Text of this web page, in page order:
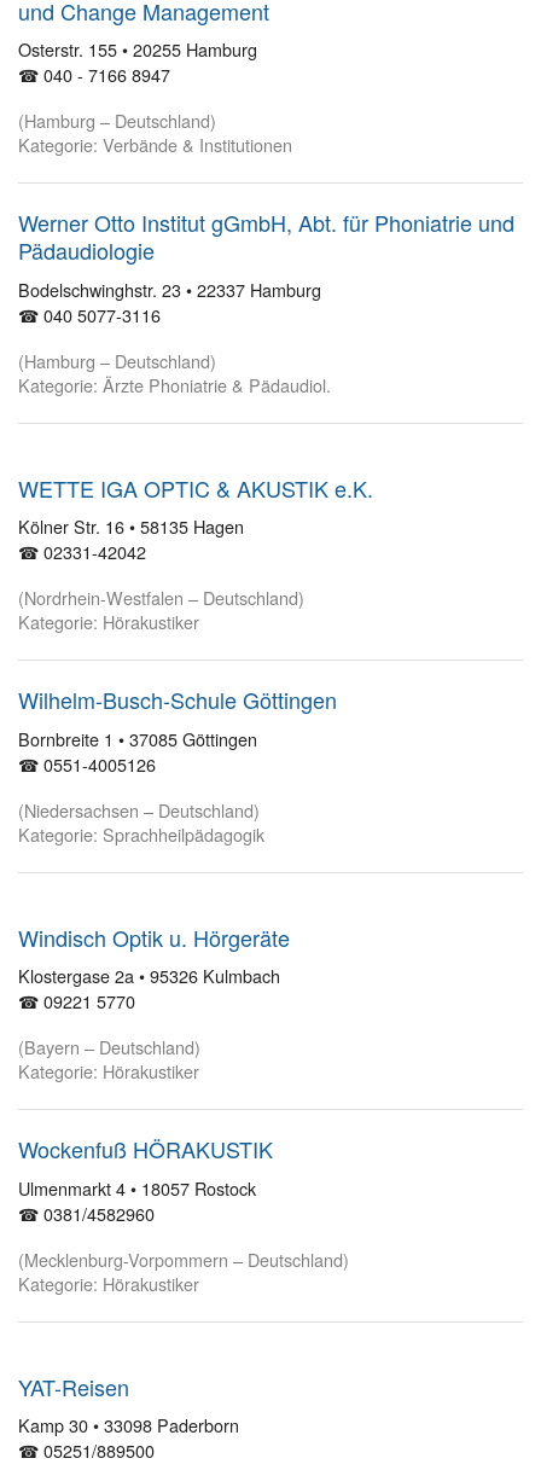
und Change Management
Osterstr. 155 • 20255 Hamburg
☎ 040 - 7166 8947
(Hamburg – Deutschland)
Kategorie: Verbände & Institutionen
Werner Otto Institut gGmbH, Abt. für Phoniatrie und
Pädaudiologie
Bodelschwinghstr. 23 • 22337 Hamburg
☎ 040 5077-3116
(Hamburg – Deutschland)
Kategorie: Ärzte Phoniatrie & Pädaudiol.
WETTE IGA OPTIC & AKUSTIK e.K.
Kölner Str. 16 • 58135 Hagen
☎ 02331-42042
(Nordrhein-Westfalen – Deutschland)
Kategorie: Hörakustiker
Wilhelm-Busch-Schule Göttingen
Bornbreite 1 • 37085 Göttingen
☎ 0551-4005126
(Niedersachsen – Deutschland)
Kategorie: Sprachheilpädagogik
Windisch Optik u. Hörgeräte
Klostergase 2a • 95326 Kulmbach
☎ 09221 5770
(Bayern – Deutschland)
Kategorie: Hörakustiker
Wockenfuß HÖRAKUSTIK
Ulmenmarkt 4 • 18057 Rostock
☎ 0381/4582960
(Mecklenburg-Vorpommern – Deutschland)
Kategorie: Hörakustiker
YAT-Reisen
Kamp 30 • 33098 Paderborn
☎ 05251/889500